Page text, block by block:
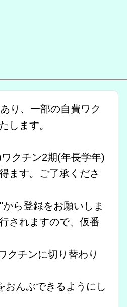
り、一部の自費ワク
します。
クチン2期(年長学年)
ます。ご了承くださ
ら登録をお願いしま
されますので、仮番
クチンに切り替わり
おんぶできるようにし